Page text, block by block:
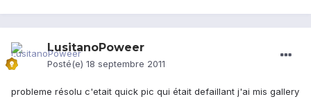
LusitanoPoweer
Posté(e) 18 septembre 2011
probleme résolu c'etait quick pic qui était defaillant j'ai mis gallery